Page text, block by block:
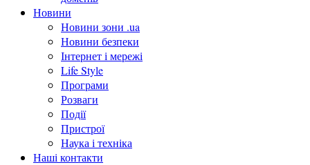
Новини
Новини зони .ua
Новини безпеки
Інтернет і мережі
Life Style
Програми
Розваги
Події
Пристрої
Наука і техніка
Наші контакти